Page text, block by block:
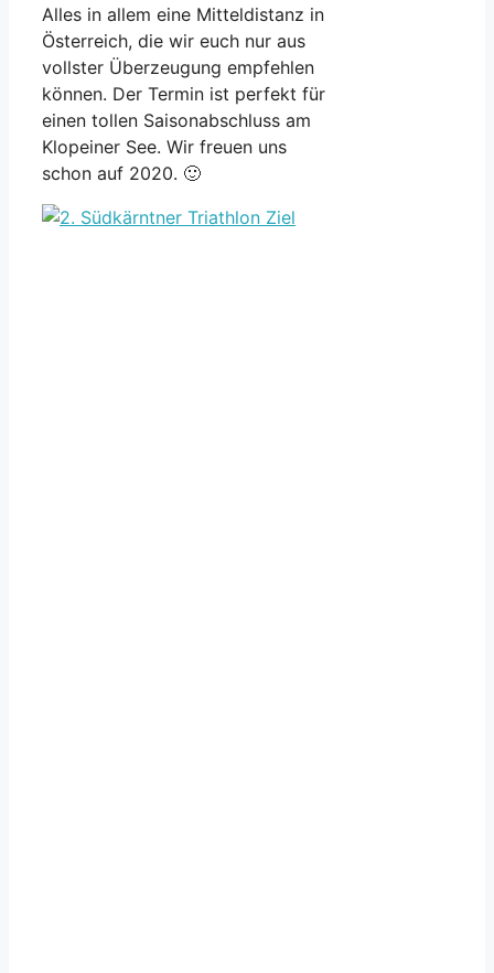
Alles in allem eine Mitteldistanz in
Österreich, die wir euch nur aus
vollster Überzeugung empfehlen
können. Der Termin ist perfekt für
einen tollen Saisonabschluss am
Klopeiner See. Wir freuen uns
schon auf 2020. 🙂